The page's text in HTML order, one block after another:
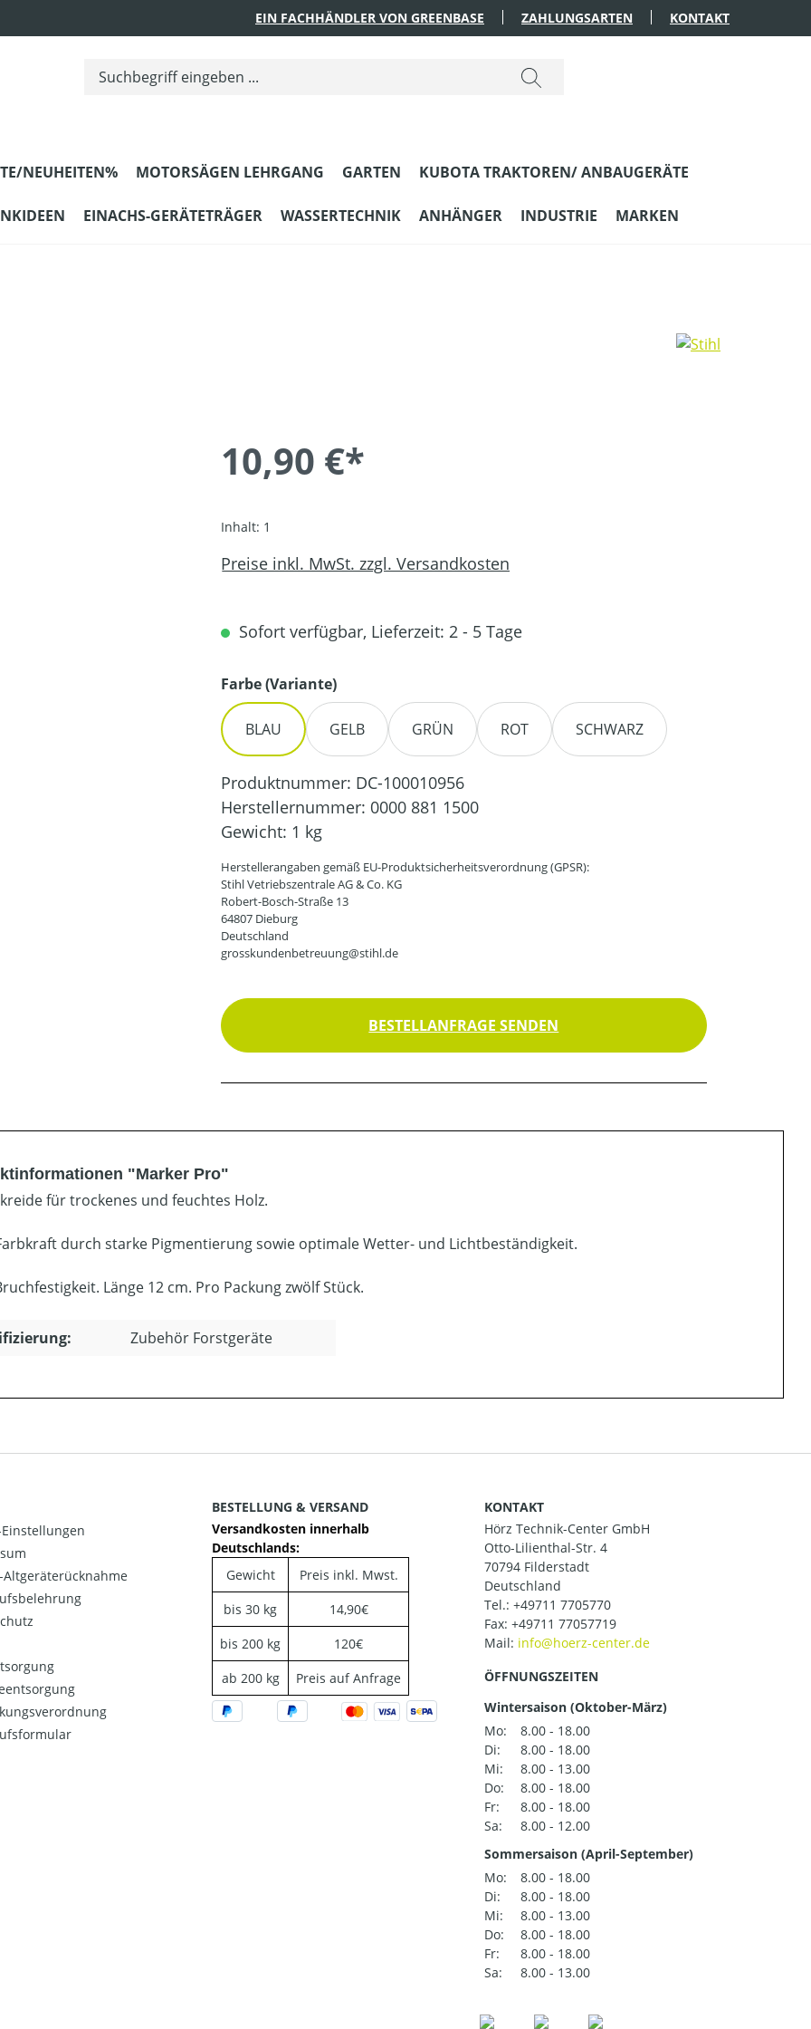
EIN FACHHÄNDLER VON GREENBASE ZAHLUNGSARTEN KONTAKT
NEUHEITEN% MOTORSÄGEN LEHRGANG GARTEN KUBOTA TRAKTOREN/ ANBAUGERÄTE
EINACHS-GERÄTETRÄGER WASSERTECHNIK ANHÄNGER INDUSTRIE MARKEN
10,90 €*
Inhalt: 1
Preise inkl. MwSt. zzgl. Versandkosten
Sofort verfügbar, Lieferzeit: 2 - 5 Tage
Farbe (Variante)auswählen
BLAU GELB GRÜN ROT SCHWARZ
Produktnummer: DC-100010956
Herstellernummer: 0000 881 1500
Gewicht: 1 kg
Herstellerangaben gemäß EU-Produktsicherheitsverordnung (GPSR):
Stihl Vetriebszentrale AG & Co. KG
Robert-Bosch-Straße 13
64807 Dieburg
Deutschland
grosskundenbetreuung@stihl.de
BESTELLANFRAGE SENDEN
"Marker Pro"
für trockenes und feuchtes Holz.
durch starke Pigmentierung sowie optimale Wetter- und Lichtbeständigkeit.
Länge 12 cm. Pro Packung zwölf Stück.
Zubehör Forstgeräte
Einstellungen
Altgeräterücknahme
BESTELLUNG & VERSAND
Versandkosten innerhalb
Deutschlands:
Gewicht
Preis inkl. Mwst.
bis 30 kg
14,90€
bis 200 kg
120€
ab 200 kg
Preis auf Anfrage
KONTAKT
Hörz Technik-Center GmbH
Otto-Lilienthal-Str. 4
70794 Filderstadt
Deutschland
Tel.: +49711 7705770
Fax: +49711 77057719
Mail:
ÖFFNUNGSZEITEN
Wintersaison (Oktober-März)
Mo:
8.00 - 18.00
Di:
8.00 - 18.00
Mi:
8.00 - 13.00
Do:
8.00 - 18.00
Fr:
8.00 - 18.00
Sa:
8.00 - 12.00
Sommersaison (April-September)
Mo:
8.00 - 18.00
Di:
8.00 - 18.00
Mi:
8.00 - 13.00
Do:
8.00 - 18.00
Fr:
8.00 - 18.00
Sa:
8.00 - 13.00